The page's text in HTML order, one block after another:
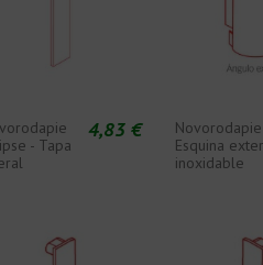
- Tapa
4,83 €
Esquina
inoxidable